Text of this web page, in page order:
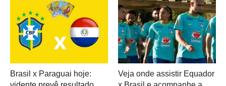
Brasil x Paraguai hoje:
Veja onde assistir Equador